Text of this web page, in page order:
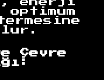
Çevre